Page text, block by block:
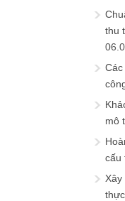
thu
mô
cấu